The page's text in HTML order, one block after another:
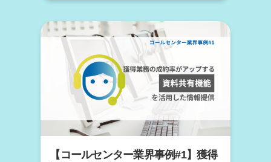
【コールセンター業界事例#1】獲得